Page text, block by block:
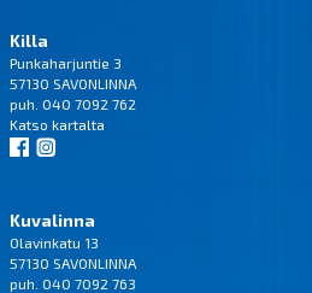
Killa
Punkaharjuntie 3
57130 SAVONLINNA
puh. 040 7092 762
Katso kartalta
Kuvalinna
Olavinkatu 13
57130 SAVONLINNA
puh. 040 7092 763